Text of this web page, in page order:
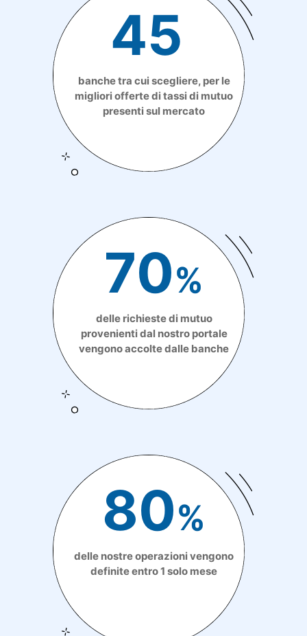
45
banche tra cui scegliere, per le
migliori offerte di tassi di mutuo
presenti sul mercato
70%
delle richieste di mutuo
provenienti dal nostro portale
vengono accolte dalle banche
80%
delle nostre operazioni vengono
definite entro 1 solo mese